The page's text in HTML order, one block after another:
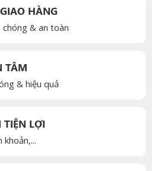
HÀNG
chóng & an toàn
TÂM
& hiệu quả
LỢI
khoản,...